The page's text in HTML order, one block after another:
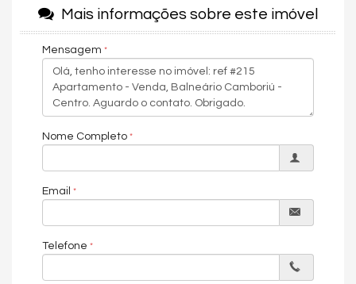
Churrasqueira à carvão
Cozinha
Área de Serviço
Ar Condicionado
Closet
Sala de Estar
Sala de jantar
Academia
Piscina
Gás Central
Características do Imóvel
Ar Condicionado
Mais informações sobre este imóvel
Mensagem
Nome Completo
Email
Telefone